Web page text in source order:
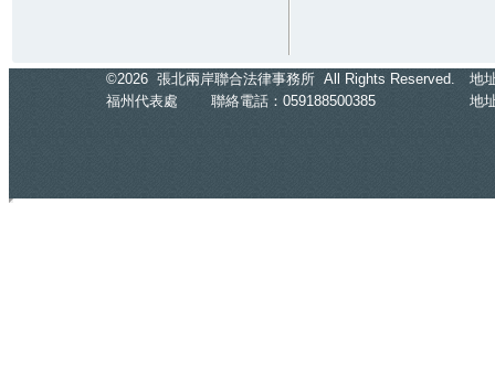
©2026 張北兩岸聯合法律事務所 All Rights Reserved. 地
福州代表處
聯絡電話：059188500385 地址